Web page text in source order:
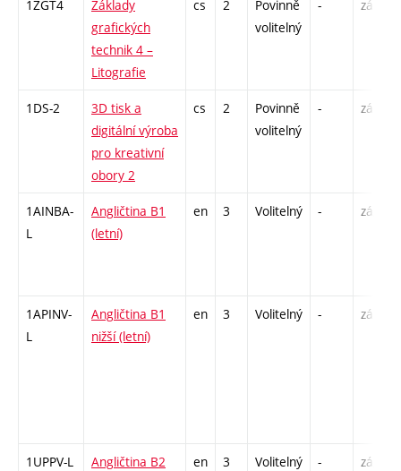
1ZGT4
Základy
grafických
technik 4 –
Litografie
cs 2
Povinně
volitelný
- zá
1DS-2
3D tisk a
digitální výroba
pro kreativní
obory 2
cs 2
Povinně
volitelný
- zá
1AINBA-
L
Angličtina B1
(letní)
en 3 Volitelný - zá,zk
1APINV-
L
Angličtina B1
nižší (letní)
en 3 Volitelný - zá
1UPPV-L
Angličtina B2
en 3 Volitelný - zá,zk